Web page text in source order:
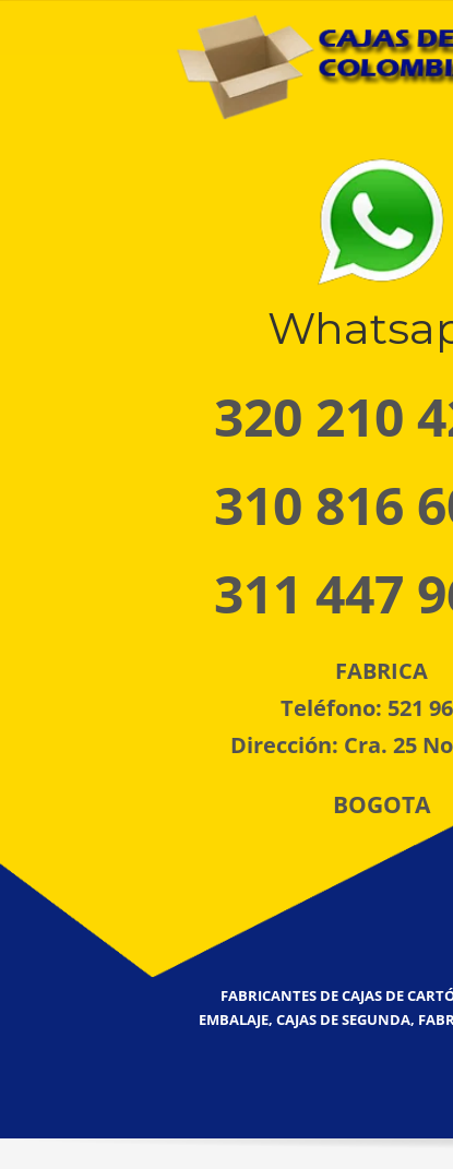
320 210
310 816
311 447
FABRICA
Teléfono: 521
Dirección: Cra. 25
BOGOTA
FABRICANTES DE CAJAS DE
EMBALAJE, CAJAS DE SEGUNDA,